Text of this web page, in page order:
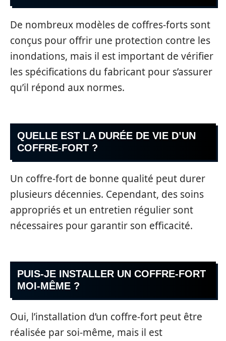
De nombreux modèles de coffres-forts sont
conçus pour offrir une protection contre les
inondations, mais il est important de vérifier
les spécifications du fabricant pour s’assurer
qu’il répond aux normes.
QUELLE EST LA DURÉE DE VIE D’UN
COFFRE-FORT ?
Un coffre-fort de bonne qualité peut durer
plusieurs décennies. Cependant, des soins
appropriés et un entretien régulier sont
nécessaires pour garantir son efficacité.
PUIS-JE INSTALLER UN COFFRE-FORT
MOI-MÊME ?
Oui, l’installation d’un coffre-fort peut être
réalisée par soi-même, mais il est